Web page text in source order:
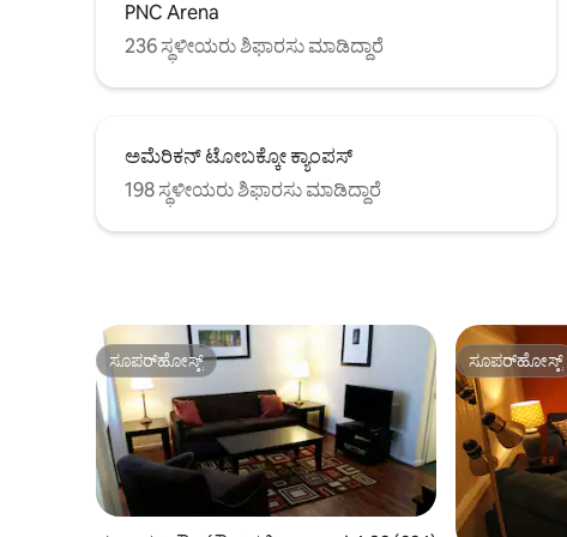
PNC Arena
236 ಸ್ಥಳೀಯರು ಶಿಫಾರಸು ಮಾಡಿದ್ದಾರೆ
ಅಮೆರಿಕನ್ ಟೋಬಕ್ಕೋ ಕ್ಯಾಂಪಸ್
198 ಸ್ಥಳೀಯರು ಶಿಫಾರಸು ಮಾಡಿದ್ದಾರೆ
ಸೂಪರ್‌ಹೋಸ್ಟ್
ಸೂಪರ್‌ಹೋಸ್ಟ್ ಸೂಪರ್‌ಹೋಸ್ಟ್
ಸೂಪರ್‌ಹೋಸ್ಟ್